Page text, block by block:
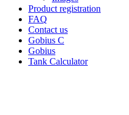
Product registration
FAQ
Contact us
Gobius C
Gobius
Tank Calculator